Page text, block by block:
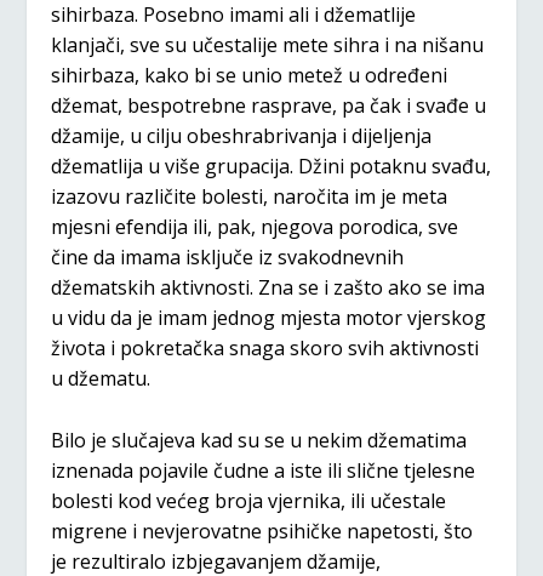
sihirbaza. Posebno imami ali i džematlije
klanjači, sve su učestalije mete sihra i na nišanu
sihirbaza, kako bi se unio metež u određeni
džemat, bespotrebne rasprave, pa čak i svađe u
džamije, u cilju obeshrabrivanja i dijeljenja
džematlija u više grupacija. Džini potaknu svađu,
izazovu različite bolesti, naročita im je meta
mjesni efendija ili, pak, njegova porodica, sve
čine da imama isključe iz svakodnevnih
džematskih aktivnosti. Zna se i zašto ako se ima
u vidu da je imam jednog mjesta motor vjerskog
života i pokretačka snaga skoro svih aktivnosti
u džematu.
Bilo je slučajeva kad su se u nekim džematima
iznenada pojavile čudne a iste ili slične tjelesne
bolesti kod većeg broja vjernika, ili učestale
migrene i nevjerovatne psihičke napetosti, što
je rezultiralo izbjegavanjem džamije,